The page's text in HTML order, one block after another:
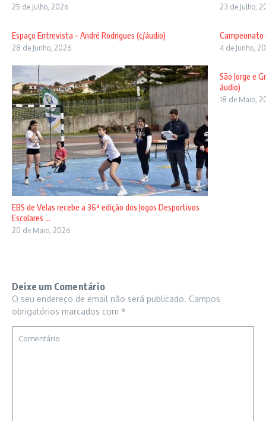
25 de Julho, 2026 23 de Julho,
Espaço Entrevista – André Rodrigues (c/áudio)
28 de Junho, 2026
Campeonato
4 de Junho,
EBS de Velas recebe a 36ª edição dos Jogos Desportivos
Escolares ...
20 de Maio, 2026
São Jorge e
áudio)
18 de Maio,
Deixe um Comentário
O seu endereço de email não será publicado. Campos
obrigatórios marcados com *